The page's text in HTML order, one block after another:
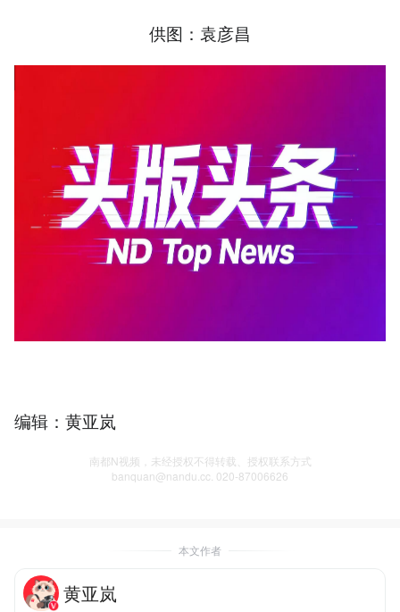
供图：袁彦昌
编辑：黄亚岚
南都N视频，未经授权不得转载、授权联系方式
banquan@nandu.cc. 020-87006626
本文作者
黄亚岚